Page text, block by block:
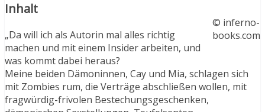
© inferno-
books.com
Inhalt
„Da will ich als Autorin mal alles richtig
machen und mit einem Insider arbeiten, und
was kommt dabei heraus?
Meine beiden Dämoninnen, Cay und Mia, schlagen sich
mit Zombies rum, die Verträge abschließen wollen, mit
fragwürdig-frivolen Bestechungsgeschenken,